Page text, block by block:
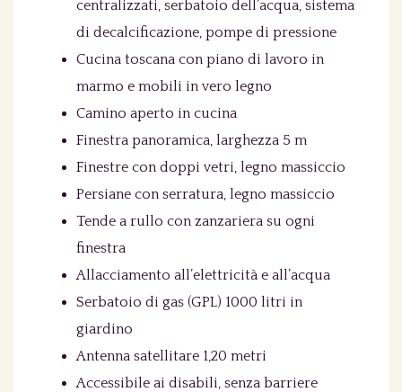
centralizzati, serbatoio dell’acqua, sistema
di decalcificazione, pompe di pressione
Cucina toscana con piano di lavoro in
marmo e mobili in vero legno
Camino aperto in cucina
Finestra panoramica, larghezza 5 m
Finestre con doppi vetri, legno massiccio
Persiane con serratura, legno massiccio
Tende a rullo con zanzariera su ogni
finestra
Allacciamento all’elettricità e all’acqua
Serbatoio di gas (GPL) 1000 litri in
giardino
Antenna satellitare 1,20 metri
Accessibile ai disabili, senza barriere